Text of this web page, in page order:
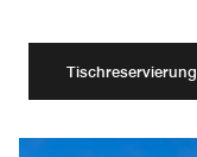
Tischreservierung